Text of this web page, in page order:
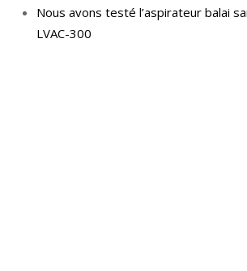
Nous avons testé l’aspirateur balai
LVAC-300